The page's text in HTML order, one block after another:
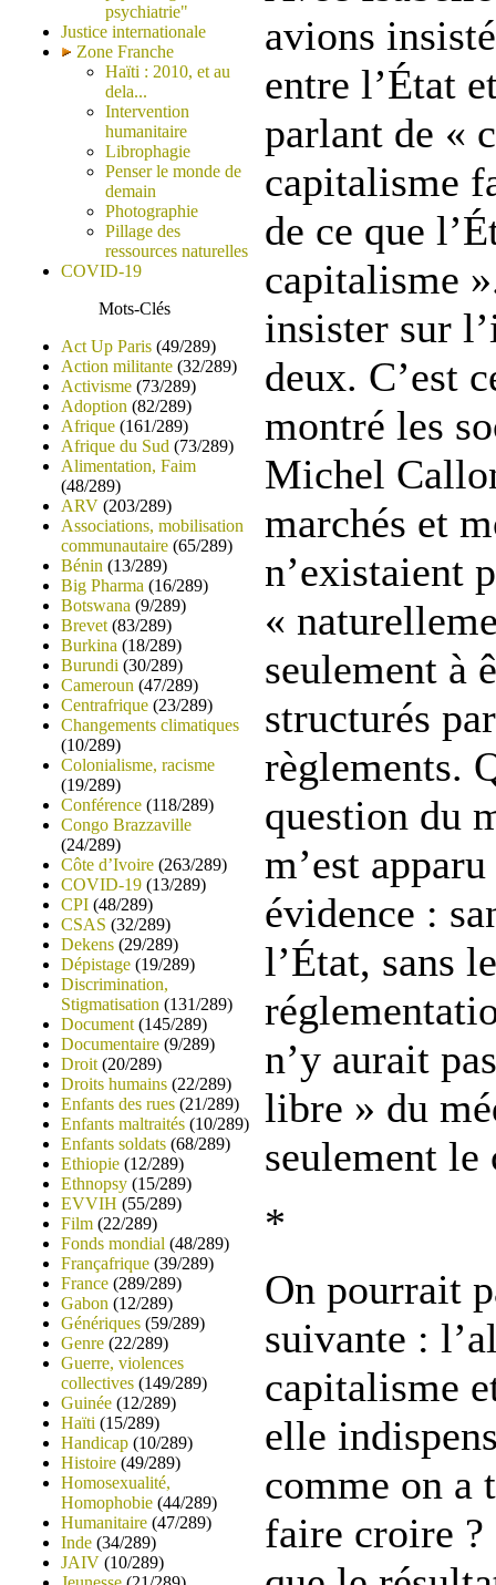
psychiatrie"
Justice internationale
Zone Franche
Haïti : 2010, et au
dela...
Intervention
humanitaire
Librophagie
Penser le monde de
demain
Photographie
Pillage des
ressources naturelles
COVID-19
Mots-Clés
Act Up Paris (49/289)
Action militante (32/289)
Activisme (73/289)
Adoption (82/289)
Afrique (161/289)
Afrique du Sud (73/289)
Alimentation, Faim
(48/289)
ARV (203/289)
Associations, mobilisation
communautaire (65/289)
Bénin (13/289)
Big Pharma (16/289)
Botswana (9/289)
Brevet (83/289)
Burkina (18/289)
Burundi (30/289)
Cameroun (47/289)
Centrafrique (23/289)
Changements climatiques
(10/289)
Colonialisme, racisme
(19/289)
Conférence (118/289)
Congo Brazzaville
(24/289)
Côte d’Ivoire (263/289)
COVID-19 (13/289)
CPI (48/289)
CSAS (32/289)
Dekens (29/289)
Dépistage (19/289)
Discrimination,
Stigmatisation (131/289)
Document (145/289)
Documentaire (9/289)
Droit (20/289)
Droits humains (22/289)
Enfants des rues (21/289)
Enfants maltraités (10/289)
Enfants soldats (68/289)
Ethiopie (12/289)
Ethnopsy (15/289)
EVVIH (55/289)
Film (22/289)
Fonds mondial (48/289)
Françafrique (39/289)
France (289/289)
Gabon (12/289)
Génériques (59/289)
Genre (22/289)
Guerre, violences
collectives (149/289)
Guinée (12/289)
Haïti (15/289)
Handicap (10/289)
Histoire (49/289)
Homosexualité,
Homophobie (44/289)
Humanitaire (47/289)
Inde (34/289)
JAIV (10/289)
avions
entre l’État
parlant de «
capitalisme
de ce que
capitalisme
insister sur
deux. C’est
montré les
Michel
marchés et
n’existaient
«
seulement à
structurés
règlements.
question du
m’est
évidence :
l’État, sans
n’y aurait
libre » du
seulement le
*
On pourrait
suivante :
capitalisme
elle
comme on a
faire croire ?